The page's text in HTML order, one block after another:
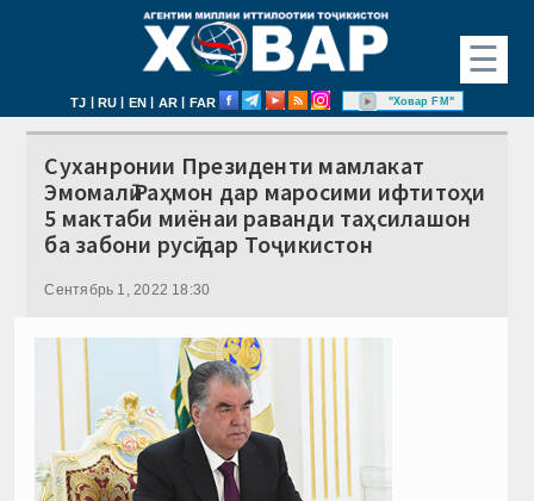
☰
TJ | RU | EN | AR | FAR "Ховар FM"
Суханронии Президенти мамлакат
Эмомалӣ Раҳмон дар маросими ифтитоҳи
5 мактаби миёнаи раванди таҳсилашон
ба забони русӣ дар Тоҷикистон
Сентябрь 1, 2022 18:30